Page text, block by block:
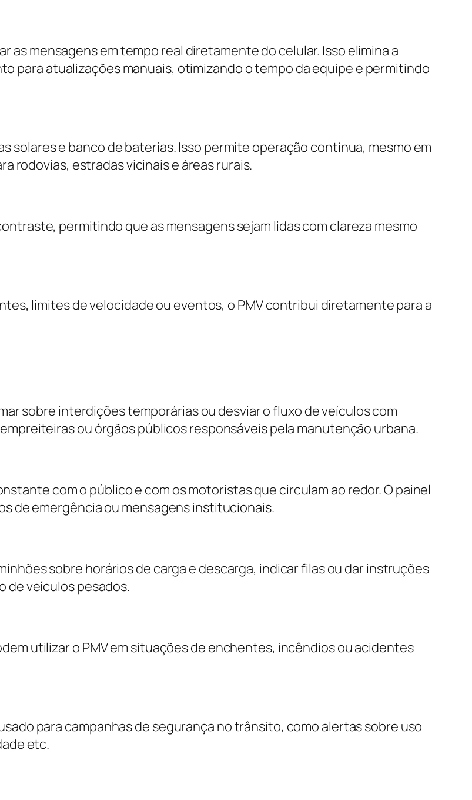
as mensagens em tempo real diretamente do celular. Isso elimina a
para atualizações manuais, otimizando o tempo da equipe e permitindo
solares e banco de baterias. Isso permite operação contínua, mesmo em
rodovias, estradas vicinais e áreas rurais.
permitindo que as mensagens sejam lidas com clareza mesmo
limites de velocidade ou eventos, o PMV contribui diretamente para a
sobre interdições temporárias ou desviar o fluxo de veículos com
ou órgãos públicos responsáveis pela manutenção urbana.
com o público e com os motoristas que circulam ao redor. O painel
de emergência ou mensagens institucionais.
sobre horários de carga e descarga, indicar filas ou dar instruções
de veículos pesados.
utilizar o PMV em situações de enchentes, incêndios ou acidentes
para campanhas de segurança no trânsito, como alertas sobre uso
etc.